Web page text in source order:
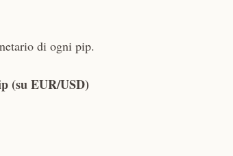
di ogni pip.
(su EUR/USD)